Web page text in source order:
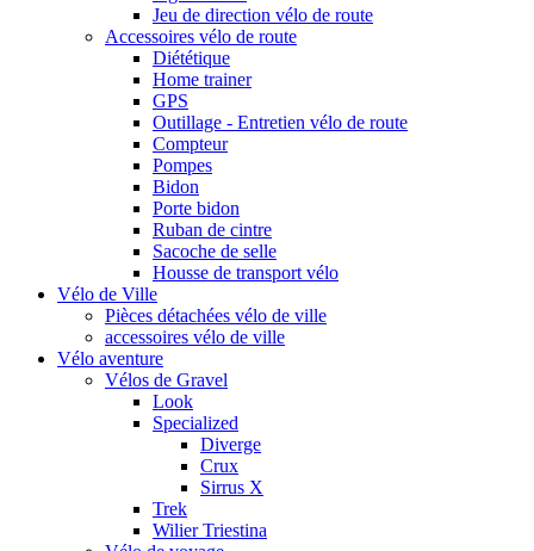
Jeu de direction vélo de route
Accessoires vélo de route
Diététique
Home trainer
GPS
Outillage - Entretien vélo de route
Compteur
Pompes
Bidon
Porte bidon
Ruban de cintre
Sacoche de selle
Housse de transport vélo
Vélo de Ville
Pièces détachées vélo de ville
accessoires vélo de ville
Vélo aventure
Vélos de Gravel
Look
Specialized
Diverge
Crux
Sirrus X
Trek
Wilier Triestina